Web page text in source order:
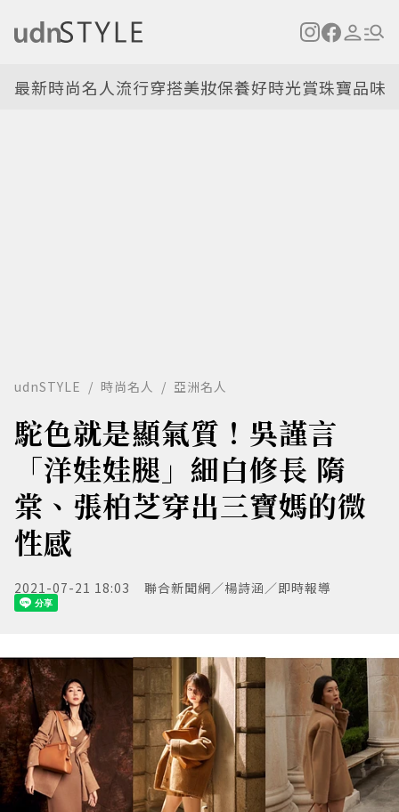
最新時尚名人流行穿搭美妝保養好時光賞珠寶品味
udnSTYLE 時尚名人 亞洲名人
駝色就是顯氣質！吳謹言
「洋娃娃腿」細白修長 隋
棠、張柏芝穿出三寶媽的微
性感
2021-07-21 18:03 聯合新聞網／楊詩涵／即時報導